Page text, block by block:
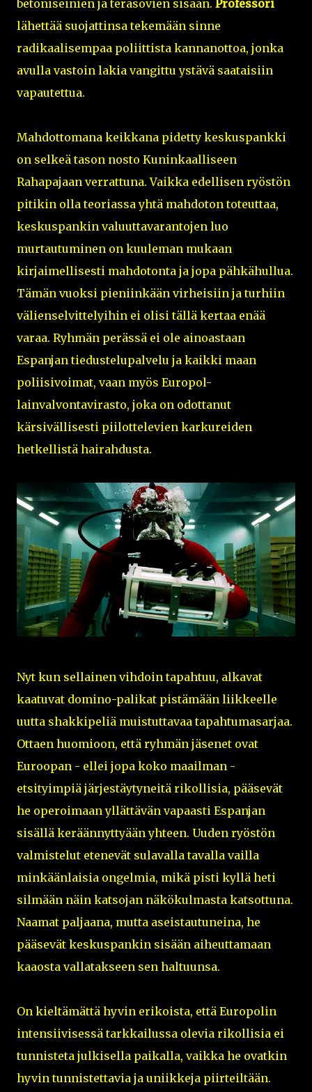
betoniseinien ja teräsovien sisään. Professori
lähettää suojattinsa tekemään sinne
radikaalisempaa poliittista kannanottoa, jonka
avulla vastoin lakia vangittu ystävä saataisiin
vapautettua.
Mahdottomana keikkana pidetty keskuspankki
on selkeä tason nosto Kuninkaalliseen
Rahapajaan verrattuna. Vaikka edellisen ryöstön
pitikin olla teoriassa yhtä mahdoton toteuttaa,
keskuspankin valuuttavarantojen luo
murtautuminen on kuuleman mukaan
kirjaimellisesti mahdotonta ja jopa pähkähullua.
Tämän vuoksi pieniinkään virheisiin ja turhiin
välienselvittelyihin ei olisi tällä kertaa enää
varaa. Ryhmän perässä ei ole ainoastaan
Espanjan tiedustelupalvelu ja kaikki maan
poliisivoimat, vaan myös Europol-
lainvalvontavirasto, joka on odottanut
kärsivällisesti piilottelevien karkureiden
hetkellistä hairahdusta.
Nyt kun sellainen vihdoin tapahtuu, alkavat
kaatuvat domino-palikat pistämään liikkeelle
uutta shakkipeliä muistuttavaa tapahtumasarjaa.
Ottaen huomioon, että ryhmän jäsenet ovat
Euroopan - ellei jopa koko maailman -
etsityimpiä järjestäytyneitä rikollisia, pääsevät
he operoimaan yllättävän vapaasti Espanjan
sisällä keräännyttyään yhteen. Uuden ryöstön
valmistelut etenevät sulavalla tavalla vailla
minkäänlaisia ongelmia, mikä pisti kyllä heti
silmään näin katsojan näkökulmasta katsottuna.
Naamat paljaana, mutta aseistautuneina, he
pääsevät keskuspankin sisään aiheuttamaan
kaaosta vallatakseen sen haltuunsa.
On kieltämättä hyvin erikoista, että Europolin
intensiivisessä tarkkailussa olevia rikollisia ei
tunnisteta julkisella paikalla, vaikka he ovatkin
hyvin tunnistettavia ja uniikkeja piirteiltään.